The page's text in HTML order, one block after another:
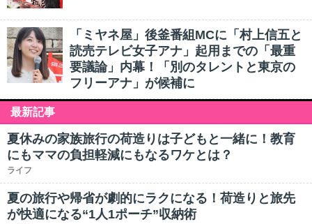
「ミヤネ屋」後釜番組MCに「村上信五と
読売テレビ女子アナ」起用までの「最重
要議論」内幕！「別のタレントと東京の
フリーアナ」が候補に
最新記事
夏休みの家族旅行の荷造りは子どもと一緒に！教育
にもママの負担軽減にもなるワケとは？
ライフ
夏の旅行や帰省が劇的にラクになる！荷造りと旅先
が快適になる“1人1ポーチ”収納術